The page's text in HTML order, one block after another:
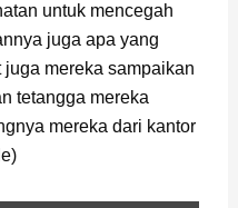
untuk mencegah
juga apa yang
mereka sampaikan
tetangga mereka
mereka dari kantor